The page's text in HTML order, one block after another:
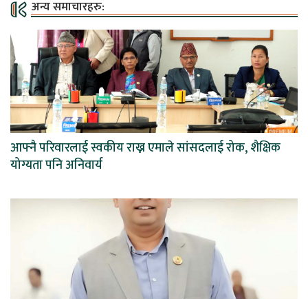
अन्य समाचारहरु:
आफ्नै परिवारलाई स्वकीय राख्न एमाले सांसदलाई रोक, शैक्षिक
योग्यता पनि अनिवार्य